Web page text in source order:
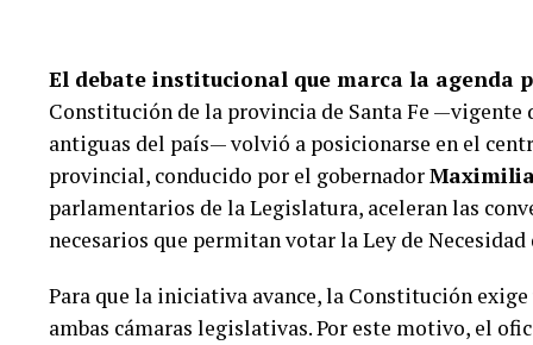
Relevamiento y análisis de cámaras de
inmediaciones.
Durante las diligencias sobre la calzada, los
cuales quedaron a resguardo para ser sometidas
hay personas detenidas por el hecho.
El debate institucional que marca la agenda
Constitución de la provincia de Santa Fe —vigente
antiguas del país— volvió a posicionarse en el
provincial, conducido por el gobernador
parlamentarios de la Legislatura, aceleran las
necesarios que permitan votar la Ley de Necesidad
Para que la iniciativa avance, la Constitución
ambas cámaras legislativas. Por este motivo, el